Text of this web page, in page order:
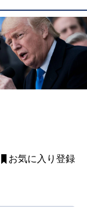
お気に入り登録